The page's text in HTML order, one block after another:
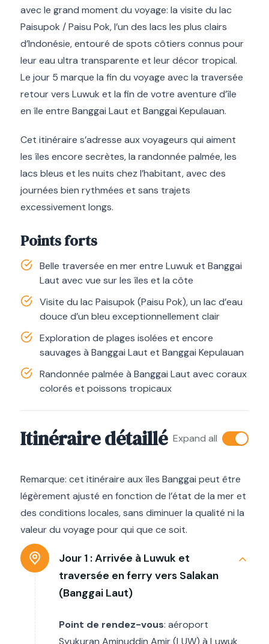
avec le grand moment du voyage: la visite du lac
Paisupok / Paisu Pok, l’un des lacs les plus clairs
d’Indonésie, entouré de spots côtiers connus pour
leur eau ultra transparente et leur décor tropical.
Le jour 5 marque la fin du voyage avec la traversée
retour vers Luwuk et la fin de votre aventure d’île
en île entre Banggai Laut et Banggai Kepulauan.
Cet itinéraire s’adresse aux voyageurs qui aiment
les îles encore secrètes, la randonnée palmée, les
lacs bleus et les nuits chez l’habitant, avec des
journées bien rythmées et sans trajets
excessivement longs.
Points forts
Belle traversée en mer entre Luwuk et Banggai
Laut avec vue sur les îles et la côte
Visite du lac Paisupok (Paisu Pok), un lac d’eau
douce d’un bleu exceptionnellement clair
Exploration de plages isolées et encore
sauvages à Banggai Laut et Banggai Kepulauan
Randonnée palmée à Banggai Laut avec coraux
colorés et poissons tropicaux
Itinéraire détaillé Expand all
Remarque: cet itinéraire aux îles Banggai peut être
légèrement ajusté en fonction de l’état de la mer et
des conditions locales, sans diminuer la qualité ni la
valeur du voyage pour qui que ce soit.
Jour 1 :Arrivée à Luwuk et
traversée en ferry vers Salakan
(Banggai Laut)
Point de rendez-vous: aéroport
Syukuran Aminuddin Amir (LUW) à Luwuk